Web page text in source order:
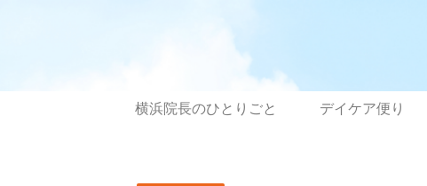
横浜院長のひとりごと デイケア便り